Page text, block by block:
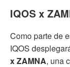
IQOS x
Como parte de
IQOS
x ZAMNA, una